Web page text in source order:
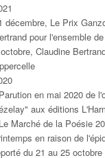
décembre, Le Prix
pour l'ensemble
Claudine
en mai 2020 de
aux éditions
Marché de la Poésie
en raison de
du 21 au 25